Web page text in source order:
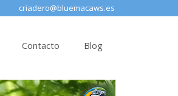
criadero@bluemacaws.es
Contacto Blog